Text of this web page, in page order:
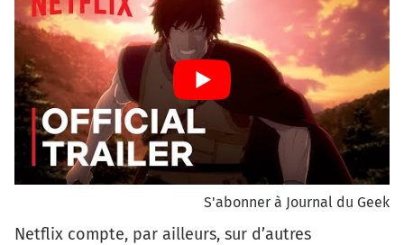
S'abonner à Journal du Geek
Netflix compte, par ailleurs, sur d’autres